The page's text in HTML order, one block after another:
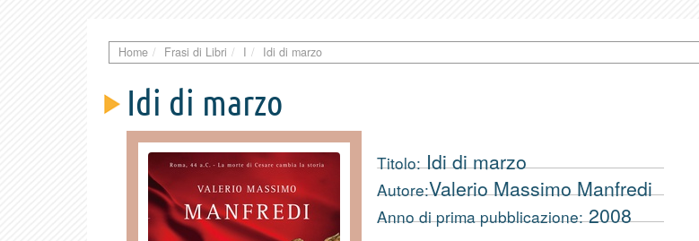
Home Frasi di Libri I Idi di marzo
Idi di marzo
Titolo:Idi di marzo
Autore:Valerio Massimo Manfredi
Anno di prima pubblicazione:2008